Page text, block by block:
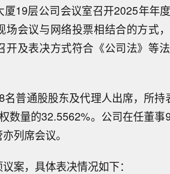
19层公司会议室召开2025年年
场会议与网络投票相结合的方式
开及表决方式符合《公司法》等
普通股股东及代理人出席，所持
数量的32.5562%。公司在任董事9
列席会议。
案，具体表决情况如下：